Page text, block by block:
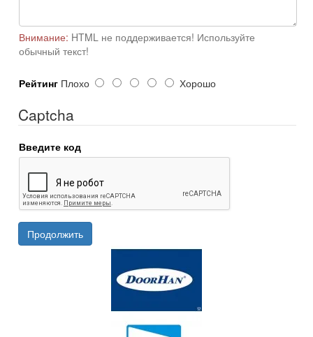
Внимание: HTML не поддерживается! Используйте
обычный текст!
Рейтинг Плохо Хорошо
Captcha
Введите код
Продолжить